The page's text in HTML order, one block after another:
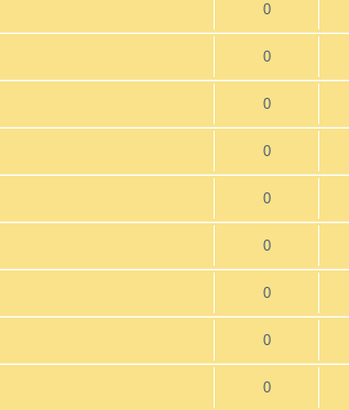
0
0
0
0
0
0
0
0
0